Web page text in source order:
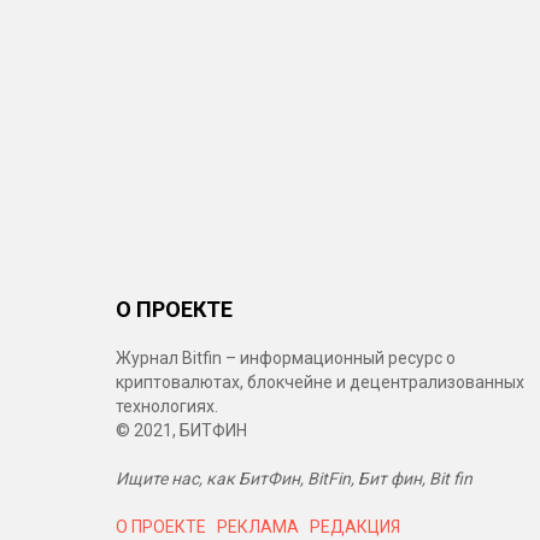
О ПРОЕКТЕ
Журнал Bitfin – информационный ресурс о
криптовалютах, блокчейне и децентрализованных
технологиях.
© 2021, БИТФИН
Ищите нас, как БитФин, BitFin, Бит фин, Bit fin
О ПРОЕКТЕ РЕКЛАМА РЕДАКЦИЯ